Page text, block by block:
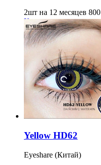
2шт на 12 месяцев 800
Купить
Yellow HD62
Eyeshare (Китай)